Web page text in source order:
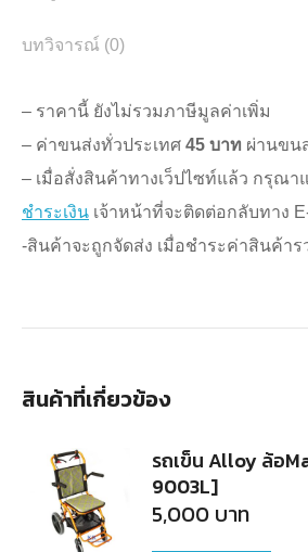
บทวิจารณ์ (0)
– ราคานี้ ยังไม่รวมภาษีมูลค่าเพิ่ม
– ค่าขนส่งทั่วประเทศ 45 บาท ผ่านขน
– เมื่อสั่งสินค้าทางเว็ปไซท์แล้ว กรุณา
ชำระเงิน เจ้าหน้าที่จะติดต่อกลับทาง
-สินค้าจะถูกจัดส่ง เมื่อชำระค่าสินค้า
สินค้าที่เกี่ยวข้อง
รถเข็น Alloy ล้อ
9003L]
5,000 บาท